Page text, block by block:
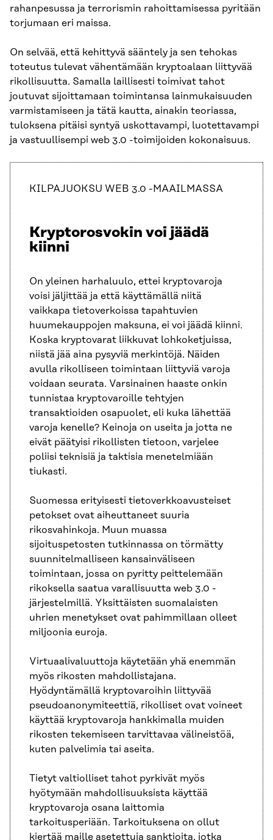
rahanpesussa ja terrorismin rahoittamisessa pyritään
torjumaan eri maissa.
On selvää, että kehittyvä sääntely ja sen tehokas
toteutus tulevat vähentämään kryptoalaan liittyvää
rikollisuutta. Samalla laillisesti toimivat tahot
joutuvat sijoittamaan toimintansa lainmukaisuuden
varmistamiseen ja tätä kautta, ainakin teoriassa,
tuloksena pitäisi syntyä uskottavampi, luotettavampi
ja vastuullisempi web 3.0 -toimijoiden kokonaisuus.
KILPAJUOKSU WEB 3.0 -MAAILMASSA
Kryptorosvokin voi jäädä
kiinni
On yleinen harhaluulo, ettei kryptovaroja
voisi jäljittää ja että käyttämällä niitä
vaikkapa tietoverkoissa tapahtuvien
huumekauppojen maksuna, ei voi jäädä kiinni.
Koska kryptovarat liikkuvat lohkoketjuissa,
niistä jää aina pysyviä merkintöjä. Näiden
avulla rikolliseen toimintaan liittyviä varoja
voidaan seurata. Varsinainen haaste onkin
tunnistaa kryptovaroille tehtyjen
transaktioiden osapuolet, eli kuka lähettää
varoja kenelle? Keinoja on useita ja jotta ne
eivät päätyisi rikollisten tietoon, varjelee
poliisi teknisiä ja taktisia menetelmiään
tiukasti.
Suomessa erityisesti tietoverkkoavusteiset
petokset ovat aiheuttaneet suuria
rikosvahinkoja. Muun muassa
sijoituspetosten tutkinnassa on törmätty
suunnitelmalliseen kansainväliseen
toimintaan, jossa on pyritty peittelemään
rikoksella saatua varallisuutta web 3.0 -
järjestelmillä. Yksittäisten suomalaisten
uhrien menetykset ovat pahimmillaan olleet
miljoonia euroja.
Virtuaalivaluuttoja käytetään yhä enemmän
myös rikosten mahdollistajana.
Hyödyntämällä kryptovaroihin liittyvää
pseudoanonymiteettiä, rikolliset ovat voineet
käyttää kryptovaroja hankkimalla muiden
rikosten tekemiseen tarvittavaa välineistöä,
kuten palvelimia tai aseita.
Tietyt valtiolliset tahot pyrkivät myös
hyötymään mahdollisuuksista käyttää
kryptovaroja osana laittomia
tarkoitusperiään. Tarkoituksena on ollut
kiertää maille asetettuja sanktioita, jotka